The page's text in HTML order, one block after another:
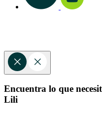
Encuentra lo que
Lili